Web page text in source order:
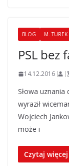
BLOG M. TUREK
PSL bez
14.12.2016
Słowa uznania
wyraził
Wojciech
może i
Czytaj więcej